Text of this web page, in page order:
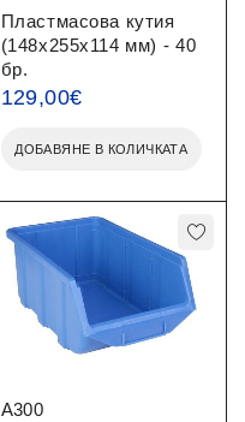
Пластмасова кутия
(148x255x114 мм) - 40
бр.
129,00€
ДОБАВЯНЕ В КОЛИЧКАТА
A300